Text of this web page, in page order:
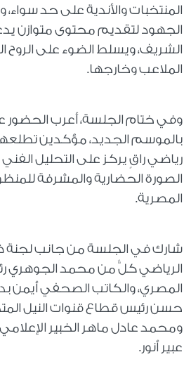
المنتخبات والأندية على حد
الجهود لتقديم محتوى متوازن
الشريف، ويسلط الضوء على الروح
الملاعب وخارجها.
وفي ختام الجلسة، أعرب الحضور
بالموسم الجديد، مؤكدين
رياضي راقٍ يركز على التحليل
الصورة الحضارية والمشرفة
المصرية.
شارك في الجلسة من جانب لجنة
الرياضي كلٌّ من محمد الجوهري
المصري، والكاتب الصحفي أيمن
حسن رئيس قطاع قنوات النيل
ومحمد عادل ماهر الخبير
عبير أنور.